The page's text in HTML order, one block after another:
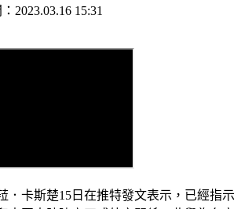
2023.03.16 15:31
．卡斯楚15日在推特發文表示，已經指示